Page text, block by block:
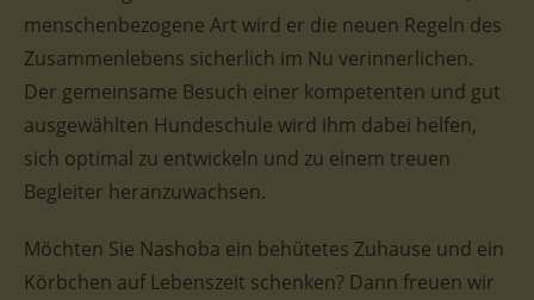
menschenbezogene Art wird er die neuen Regeln des
Zusammenlebens sicherlich im Nu verinnerlichen.
Der gemeinsame Besuch einer kompetenten und gut
ausgewählten Hundeschule wird ihm dabei helfen,
sich optimal zu entwickeln und zu einem treuen
Begleiter heranzuwachsen.
Möchten Sie Nashoba ein behütetes Zuhause und ein
Körbchen auf Lebenszeit schenken? Dann freuen wir